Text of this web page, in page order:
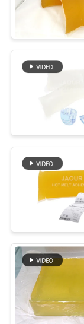
FABRIKA
TURU
KONTROLÜ
BIZE
ULAŞIN
HABERLER
TEKLIF
ISTEYIN